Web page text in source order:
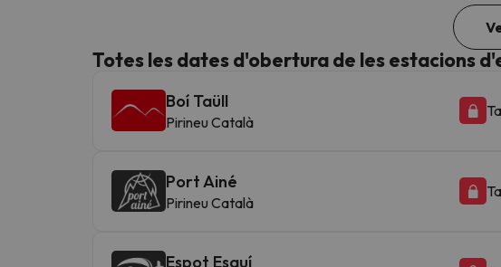
Totes les dates d'obertura de les estacions
Boí Taüll
Pirineu Català
Port Ainé
Pirineu Català
Espot Esquí